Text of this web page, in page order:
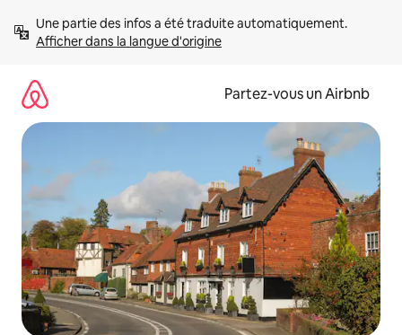
directement
Afficher dans la langue d'origine
Partez-vous un Airbnb